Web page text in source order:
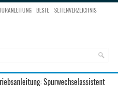
BESTE
SEITENVERZEICHNIS
Spurwechselassistent